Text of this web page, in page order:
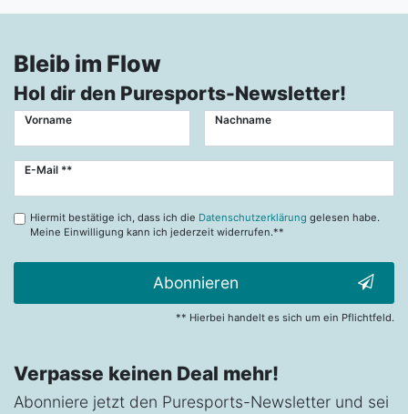
Bleib im Flow
Hol dir den Puresports-Newsletter!
Vorname Nachname
E-Mail **
Newsletter
Hiermit bestätige ich, dass ich die Datenschutzerklärung gelesen habe.
Meine Einwilligung kann ich jederzeit widerrufen.**
Abonnieren
** Hierbei handelt es sich um ein Pflichtfeld.
Verpasse keinen Deal mehr!
Abonniere jetzt den Puresports-Newsletter und sei